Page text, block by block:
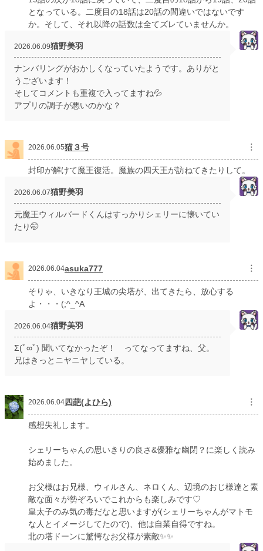
となっている。二度目の18話は20話の間違いではないです
か。そして、それ以降の話数は全てズレていませんか。
2026.06.09猫野美羽
ナンバリングがおかしくなっていたようです。ありがと
うございます！
そしてコメントも重複で入ってますね💦
アプリの調子が悪いのかな？
2026.06.05猫３号 ︙
封印が解けて魔王復活。魔族の四天王が訪ねてきたりして。
2026.06.07猫野美羽
元魔王ウィルバードくんはすっかりシェリーに懐いてい
たり🤭
2026.06.04asuka777 ︙
そりゃ、いきなり王城の尖塔が、出てきたら、放心する
よ・・・(;^_^A
2026.06.04猫野美羽
Σ(ﾟ∞ﾟ) 聞いてなかったぞ！ ってなってますね、父。
兄はきっとニヤニヤしている。
2026.06.04四葩(よひら) ︙
感想失礼します。
シェリーちゃんの思いきりの良さ&優雅な幽閉？に楽しく読み
始めました。
お父様はお兄様、ウィルさん、ネロくん、辺境のおじ様達と素
敵な面々が勢ぞろいでこれからも楽しみです♡
皇太子のみ気の毒だなと思いますが(シェリーちゃんがマトモ
な人とイメージしてたので)、他は自業自得ですね。
北の塔ドーンに驚愕なお父様が素敵✨✨